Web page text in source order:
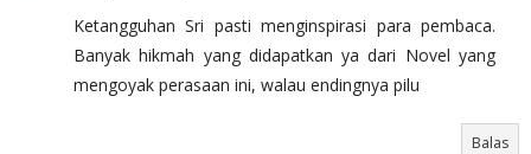
Ketangguhan Sri pasti menginspirasi para pembaca.
Banyak hikmah yang didapatkan ya dari Novel yang
mengoyak perasaan ini, walau endingnya pilu
Balas